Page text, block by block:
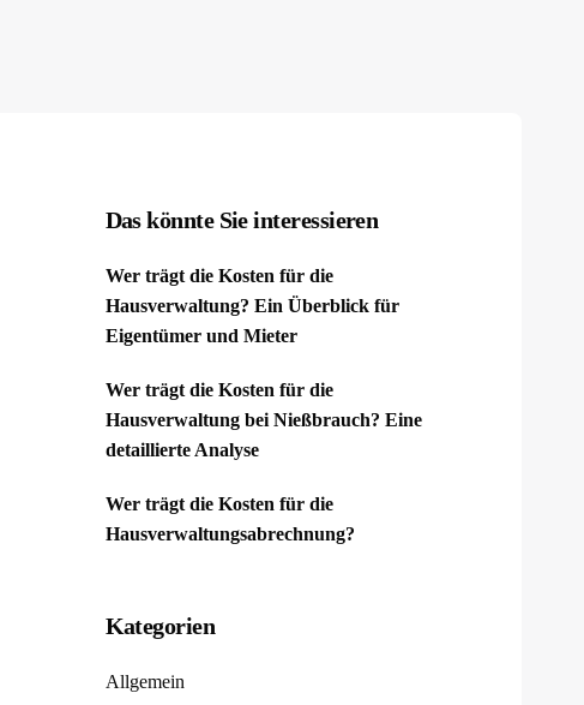
Das könnte Sie interessieren
Wer trägt die Kosten für die
Hausverwaltung? Ein Überblick für
Eigentümer und Mieter
Wer trägt die Kosten für die
Hausverwaltung bei Nießbrauch? Eine
detaillierte Analyse
Wer trägt die Kosten für die
Hausverwaltungsabrechnung?
Kategorien
Allgemein